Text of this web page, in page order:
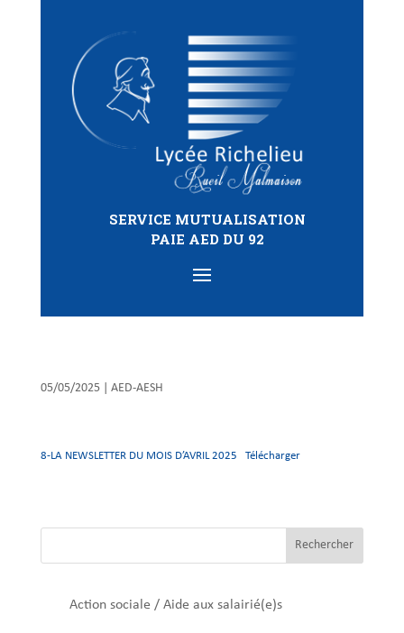
SERVICE MUTUALISATION
PAIE AED DU 92
05/05/2025| AED-AESH
8-LA NEWSLETTER DU MOIS D’AVRIL 2025 Télécharger
Rechercher
Action sociale / Aide aux salairié(e)s